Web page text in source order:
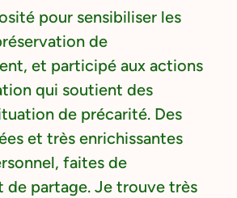
pour sensibiliser les
de
et participé aux actions
qui soutient des
de précarité. Des
et très enrichissantes
faites de
de partage. Je trouve très